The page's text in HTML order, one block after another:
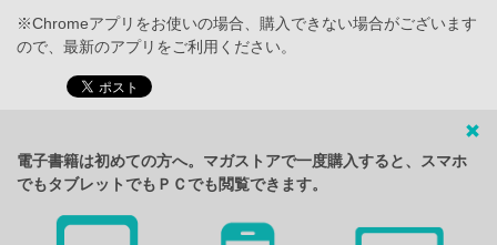
※Chromeアプリをお使いの場合、購入できない場合がございます
ので、最新のアプリをご利用ください。
電子書籍は初めての方へ。マガストアで一度購入すると、スマホ
でもタブレットでもＰＣでも閲覧できます。